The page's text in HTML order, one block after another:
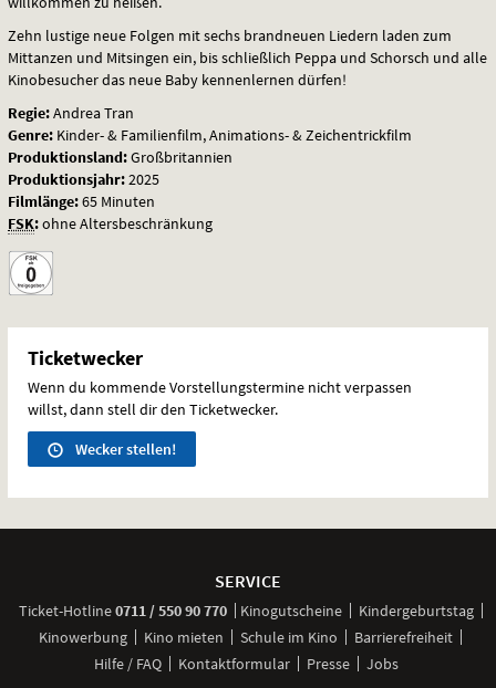
Zehn lustige neue Folgen mit sechs brandneuen Liedern laden zum
Mittanzen und Mitsingen ein, bis schließlich Peppa und Schorsch und alle
Kinobesucher das neue Baby kennenlernen dürfen!
Regie:Andrea Tran
Genre: Kinder- & Familienfilm, Animations- & Zeichentrickfilm
Produktionsland:Großbritannien
Produktionsjahr:2025
Filmlänge:65 Minuten
FSK:ohne Altersbeschränkung
Ticketwecker
Wenn du kommende Vorstellungstermine nicht verpassen
willst, dann stell dir den Ticketwecker.
Wecker stellen!
SERVICE
Ticket-Hotline0711 / 550 90 770anrufen
Kinogutscheine
Kindergeburtstag
Kinowerbung
Kino mieten Schule im Kino
Barrierefreiheit
Hilfe / FAQ
Kontaktformular Presse Jobs